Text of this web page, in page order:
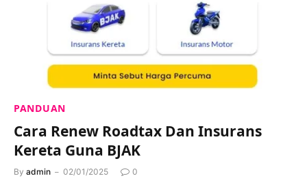
PANDUAN
Cara Renew Roadtax Dan Insurans
Kereta Guna BJAK
By admin 02/01/2025 0